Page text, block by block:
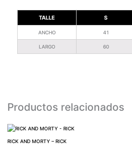
TALLE S
ANCHO 41
LARGO 60
Productos relacionados
RICK AND MORTY – RICK